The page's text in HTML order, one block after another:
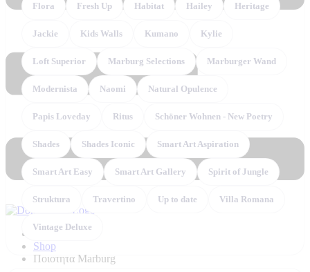
Home
Shop
Ποιοτητα Marburg
Flora Fresh Up Habitat Hailey Heritage
Jackie Kids Walls Kumano Kylie
Loft Superior Marburg Selections Marburger Wand
Modernista Naomi Natural Opulence
Papis Loveday Ritus Schöner Wohnen - New Poetry
Shades Shades Iconic Smart Art Aspiration
Smart Art Easy Smart Art Gallery Spirit of Jungle
Struktura Travertino Up to date Villa Romana
Vintage Deluxe